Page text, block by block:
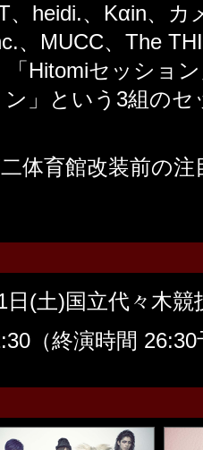
、heidi.、Kαin、カ
、MUCC、The
「Hitomiセッショ
ン」という3組の
体育館改装前の
日(土)国立代々木競
（終演時間 26:30